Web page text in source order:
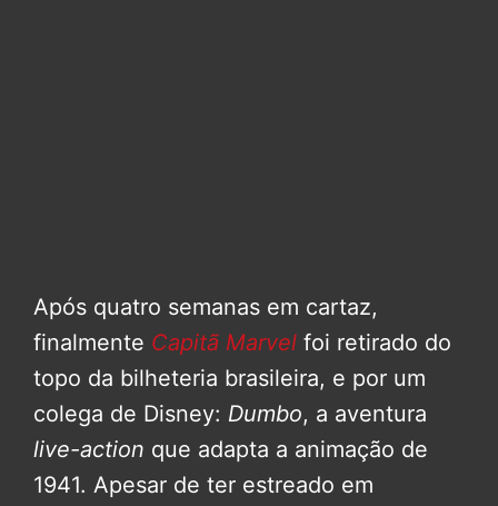
Após quatro semanas em cartaz,
finalmente Capitã Marvel foi retirado do
topo da bilheteria brasileira, e por um
colega de Disney: Dumbo, a aventura
live-action que adapta a animação de
1941. Apesar de ter estreado em